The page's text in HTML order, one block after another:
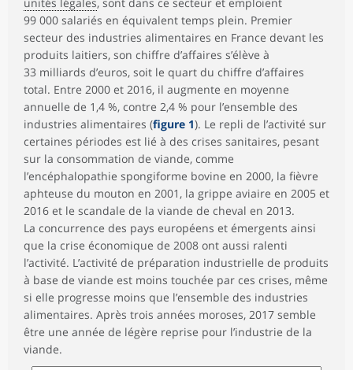
unités légales, sont dans ce secteur et emploient
99 000 salariés en équivalent temps plein. Premier
secteur des industries alimentaires en France devant les
produits laitiers, son chiffre d’affaires s’élève à
33 milliards d’euros, soit le quart du chiffre d’affaires
total. Entre 2000 et 2016, il augmente en moyenne
annuelle de 1,4 %, contre 2,4 % pour l’ensemble des
industries alimentaires (figure 1). Le repli de l’activité sur
certaines périodes est lié à des crises sanitaires, pesant
sur la consommation de viande, comme
l’encéphalopathie spongiforme bovine en 2000, la fièvre
aphteuse du mouton en 2001, la grippe aviaire en 2005 et
2016 et le scandale de la viande de cheval en 2013.
La concurrence des pays européens et émergents ainsi
que la crise économique de 2008 ont aussi ralenti
l’activité. L’activité de préparation industrielle de produits
à base de viande est moins touchée par ces crises, même
si elle progresse moins que l’ensemble des industries
alimentaires. Après trois années moroses, 2017 semble
être une année de légère reprise pour l’industrie de la
viande.